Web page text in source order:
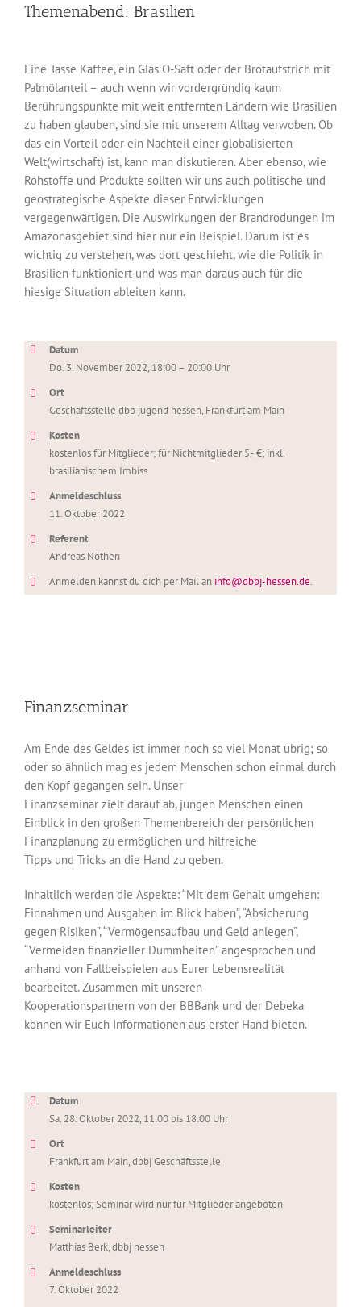
Themenabend: Brasilien
Eine Tasse Kaffee, ein Glas O-Saft oder der Brotaufstrich mit
Palmölanteil – auch wenn wir vordergründig kaum
Berührungspunkte mit weit entfernten Ländern wie Brasilien
zu haben glauben, sind sie mit unserem Alltag verwoben. Ob
das ein Vorteil oder ein Nachteil einer globalisierten
Welt(wirtschaft) ist, kann man diskutieren. Aber ebenso, wie
Rohstoffe und Produkte sollten wir uns auch politische und
geostrategische Aspekte dieser Entwicklungen
vergegenwärtigen. Die Auswirkungen der Brandrodungen im
Amazonasgebiet sind hier nur ein Beispiel. Darum ist es
wichtig zu verstehen, was dort geschieht, wie die Politik in
Brasilien funktioniert und was man daraus auch für die
hiesige Situation ableiten kann.
Datum
Do. 3. November 2022, 18:00 – 20:00 Uhr
Ort
Geschäftsstelle dbb jugend hessen, Frankfurt am Main
Kosten
kostenlos für Mitglieder; für Nichtmitglieder 5,- €; inkl.
brasilianischem Imbiss
Anmeldeschluss
11. Oktober 2022
Referent
Andreas Nöthen
Anmelden kannst du dich per Mail an info@dbbj-hessen.de.
Finanzseminar
Am Ende des Geldes ist immer noch so viel Monat übrig; so
oder so ähnlich mag es jedem Menschen schon einmal durch
den Kopf gegangen sein. Unser
Finanzseminar zielt darauf ab, jungen Menschen einen
Einblick in den großen Themenbereich der persönlichen
Finanzplanung zu ermöglichen und hilfreiche
Tipps und Tricks an die Hand zu geben.
Inhaltlich werden die Aspekte: “Mit dem Gehalt umgehen:
Einnahmen und Ausgaben im Blick haben”, “Absicherung
gegen Risiken”, “Vermögensaufbau und Geld anlegen”,
“Vermeiden finanzieller Dummheiten” angesprochen und
anhand von Fallbeispielen aus Eurer Lebensrealität
bearbeitet. Zusammen mit unseren
Kooperationspartnern von der BBBank und der Debeka
können wir Euch Informationen aus erster Hand bieten.
Datum
Sa. 28. Oktober 2022, 11:00 bis 18:00 Uhr
Ort
Frankfurt am Main, dbbj Geschäftsstelle
Kosten
kostenlos; Seminar wird nur für Mitglieder angeboten
Seminarleiter
Matthias Berk, dbbj hessen
Anmeldeschluss
7. Oktober 2022